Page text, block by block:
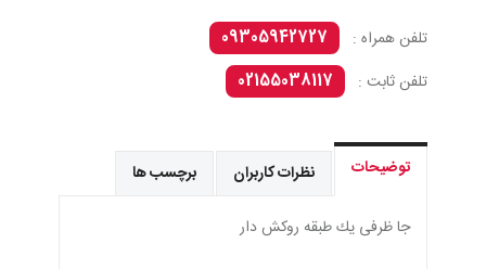
تلفن همراه :
09305942727
تلفن ثابت :
02155038117
توضیحات نظرات کاربران برچسب ها
جا ظرفی يك طبقه روكش دار